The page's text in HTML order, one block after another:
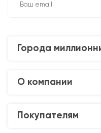
БУДЬТЕ В
Города
О компании